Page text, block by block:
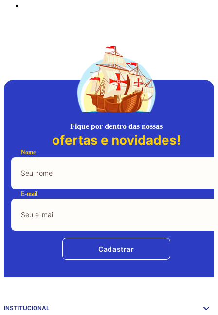
Fique por dentro das nossas
ofertas e novidades!
Nome
E-mail
Cadastrar
INSTITUCIONAL